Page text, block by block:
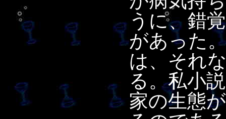
うに、錯
があった
は、それ
る。私小
家の生態